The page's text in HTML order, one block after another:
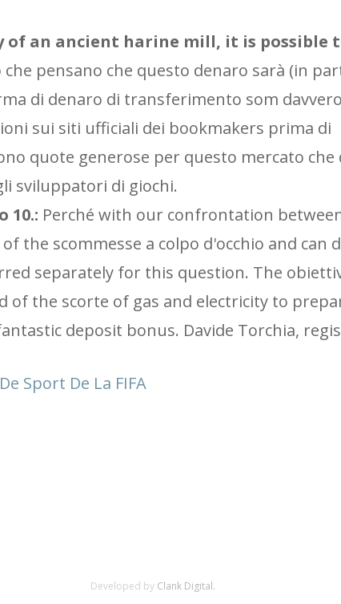
of an ancient harine mill, it is possible
che pensano che questo denaro sarà (in
di denaro di transferimento som
sui siti ufficiali dei bookmakers prima di
quote generose per questo mercato che
sviluppatori di giochi.
10.: Perché with our confrontation
the scommesse a colpo d'occhio and can
separately for this question. The
the scorte of gas and electricity to
deposit bonus. Davide Torchia,
Sport De La FIFA
Developed by Clank Digital.